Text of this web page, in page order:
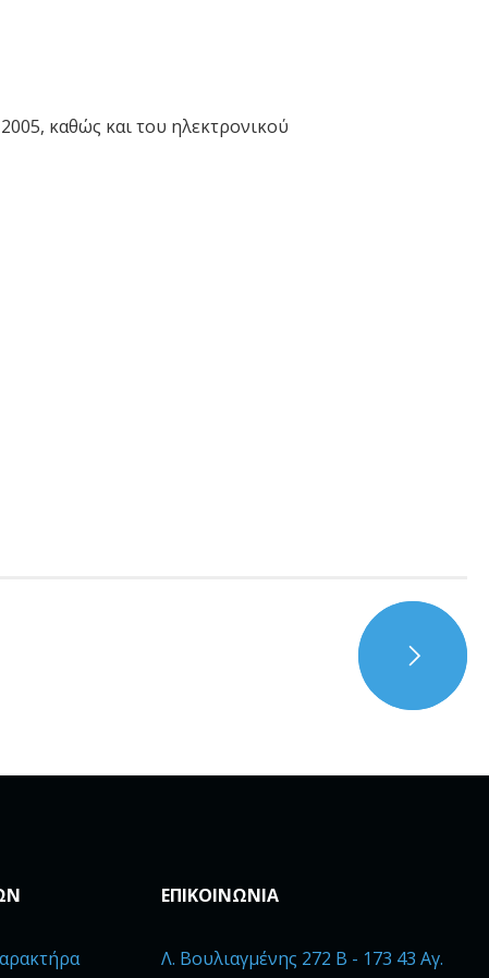
καθώς και του ηλεκτρονικού
ΕΠΙΚΟΙΝΩΝΙΑ
Λ. Βουλιαγμένης 272 B - 173 43 Αγ.